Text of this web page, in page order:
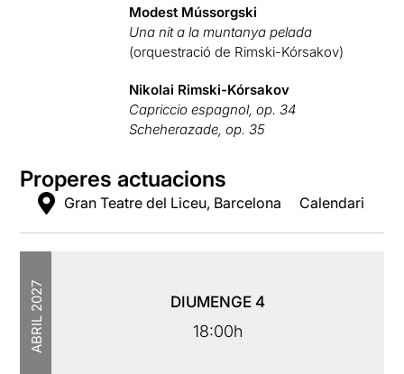
Modest Mússorgski
Una nit a la muntanya pelada
(orquestració de Rimski-Kórsakov)
Nikolai Rimski-Kórsakov
Capriccio espagnol, op. 34
Scheherazade, op. 35
Properes actuacions
Gran Teatre del Liceu, Barcelona Calendari
ABRIL
2027 DIUMENGE 4
18:00h